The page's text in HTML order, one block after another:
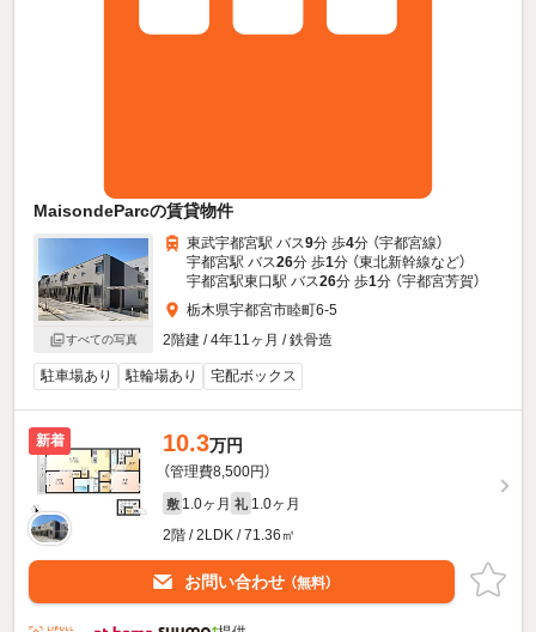
MaisondeParcの賃貸物件
すべての写真
東武宇都宮駅 バス9分 歩4分 （宇都宮線）
宇都宮駅 バス26分 歩1分 （東北新幹線など）
宇都宮駅東口駅 バス26分 歩1分 （宇都宮芳賀）
栃木県宇都宮市睦町6-5
2階建 / 4年11ヶ月 / 鉄骨造
駐車場あり 駐輪場あり 宅配ボックス
新着 10.3万円
（管理費8,500円）
敷 1.0ヶ月 礼 1.0ヶ月
2階 / 2LDK / 71.36㎡
お問い合わせ （無料）